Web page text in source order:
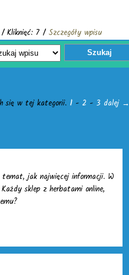
7 /Szczegóły wpisu
Szukaj
się w tej kategorii. 1 - 2 - 3 dalej →
jak najwięcej informacji. W
sklep z herbatami online,